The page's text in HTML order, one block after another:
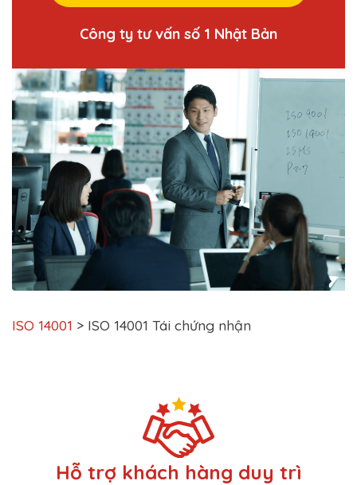
Công ty tư vấn số 1 Nhật Bản
ISO 14001 > ISO 14001 Tái chứng nhận
Hỗ trợ khách hàng duy trì